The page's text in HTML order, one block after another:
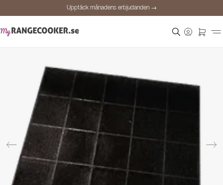
Upptäck månadens erbjudanden →
Personlig rådgivning